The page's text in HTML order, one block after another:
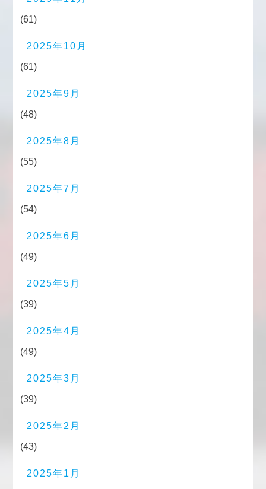
(61)
2025年10月
(61)
2025年9月
(48)
2025年8月
(55)
2025年7月
(54)
2025年6月
(49)
2025年5月
(39)
2025年4月
(49)
2025年3月
(39)
2025年2月
(43)
2025年1月